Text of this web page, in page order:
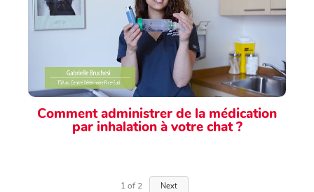
Comment administrer de la médication
par inhalation à votre chat ?
1of 2 Next